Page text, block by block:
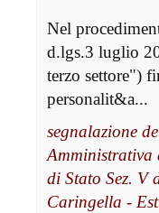
Nel
d.lgs.3 luglio
terzo settore")
personalit&a...
segnalazione
Amministrativa
di Stato Sez. V
Caringella -